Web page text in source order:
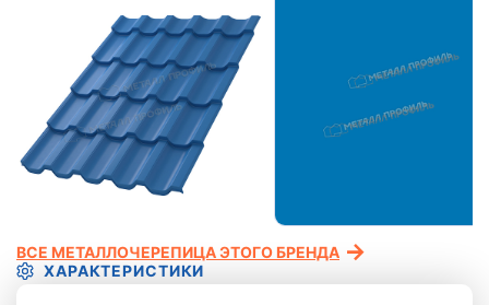
ХАРАКТЕРИСТИКИ
ВСЕ МЕТАЛЛОЧЕРЕПИЦА ЭТОГО БРЕНДА